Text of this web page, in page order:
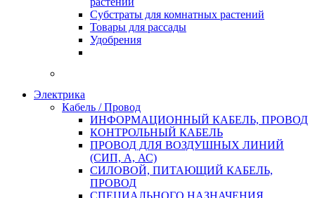
Субстраты для комнатных растений
Товары для рассады
Удобрения
Электрика
Кабель / Провод
ИНФОРМАЦИОННЫЙ КАБЕЛЬ, ПРОВОД
КОНТРОЛЬНЫЙ КАБЕЛЬ
ПРОВОД ДЛЯ ВОЗДУШНЫХ ЛИНИЙ
(СИП, А, АС)
СИЛОВОЙ, ПИТАЮЩИЙ КАБЕЛЬ,
ПРОВОД
СПЕЦИАЛЬНОГО НАЗНАЧЕНИЯ